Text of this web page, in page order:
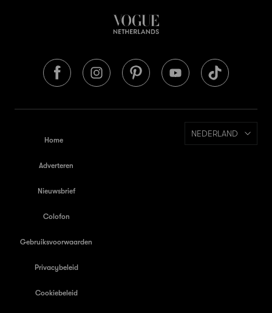
Home
Adverteren
Nieuwsbrief
Colofon
Gebruiksvoorwaarden
Privacybeleid
Cookiebeleid
NEDERLAND